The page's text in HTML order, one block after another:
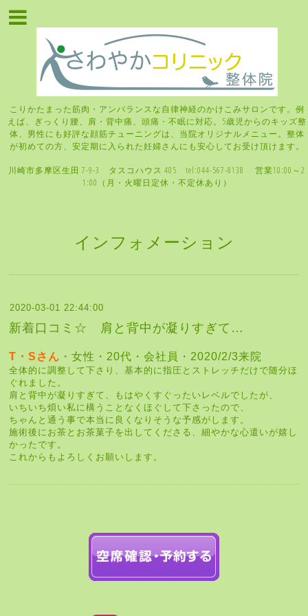
こりかたまった筋肉・アンバランスな自律神経のかけこみサロンです。例
えば、ぎっくり腰、肩・背中痛、頭痛・不眠に対応。5歳児からのキッズ整
体、男性にも好評な顔筋チューニングは、当院オリジナルメニュー。整体
が初めての方、安定期に入られた妊婦さんにも安心してお受け頂けます。
川崎市多摩区生田 7-9-3 タスコハウス 405 tel:044-567-8138 営業10:00～2
1:00（月・火曜日定休・不定休あり）
インフォメーション
2020-03-01 22:44:00
新着口コミ☆ 肩と背中が凝りすぎて…
T・Sさん ・女性・20代・会社員・2020/2/3来院
全体的に調整して下さり、基本的に指圧とストレッチだけで随分ほ
ぐれました。
肩と背中が凝りすぎて、もはやくすぐったいレベルでしたが、
いちいち煩い私に構うことなくほぐして下さったので、
ちゃんと通う事で本当に良くなりそうな予感がします。
施術後にお茶とお茶菓子を出してくださる、細やかな心遣いが嬉し
かったです。
これからもよろしくお願いします。